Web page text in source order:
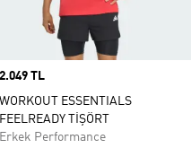
Price
2.049 TL
WORKOUT ESSENTIALS
FEELREADY TİŞÖRT
Erkek Performance